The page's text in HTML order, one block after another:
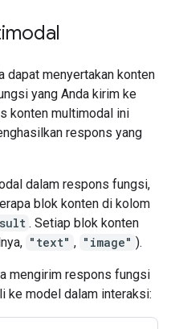
dapat menyertakan konten
yang Anda kirim ke
konten multimodal ini
respons yang
dalam respons fungsi,
blok konten di kolom
. Setiap blok konten
"text" , "image" ).
mengirim respons fungsi
ke model dalam interaksi: